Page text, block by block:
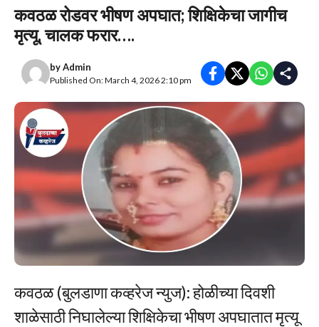
कवठळ रोडवर भीषण अपघात; शिक्षिकेचा जागीच
मृत्यू, चालक फरार….
byAdmin
Published On: March 4, 2026 2:10 pm
कवठळ (बुलडाणा कव्हरेज न्युज): होळीच्या दिवशी
शाळेसाठी निघालेल्या शिक्षिकेचा भीषण अपघातात मृत्यू